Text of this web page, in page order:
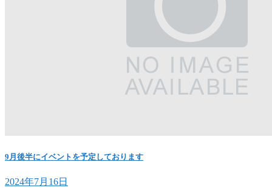
9月後半にイベントを予定しております
2024年7月16日